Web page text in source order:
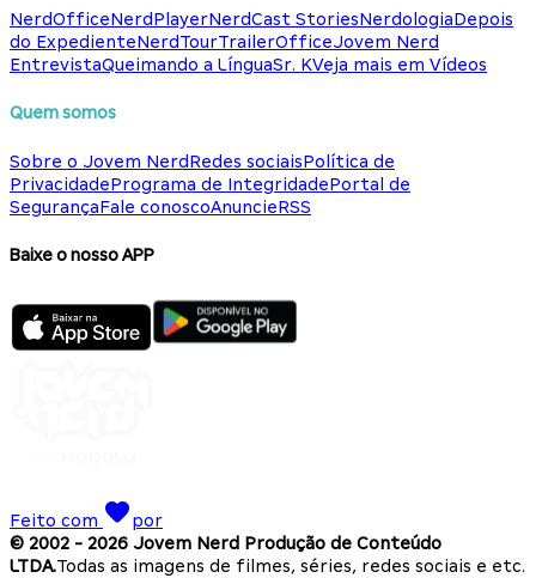
NerdOfficeNerdPlayerNerdCast StoriesNerdologiaDepois
do ExpedienteNerdTourTrailerOfficeJovem Nerd
EntrevistaQueimando a LínguaSr. KVeja mais em Vídeos
Quem somos
Sobre o Jovem NerdRedes sociaisPolítica de
PrivacidadePrograma de IntegridadePortal de
SegurançaFale conoscoAnuncieRSS
Baixe o nosso APP
Feito com
por
© 2002 - 2026 Jovem Nerd Produção de Conteúdo
LTDA.Todas as imagens de filmes, séries, redes sociais e etc.